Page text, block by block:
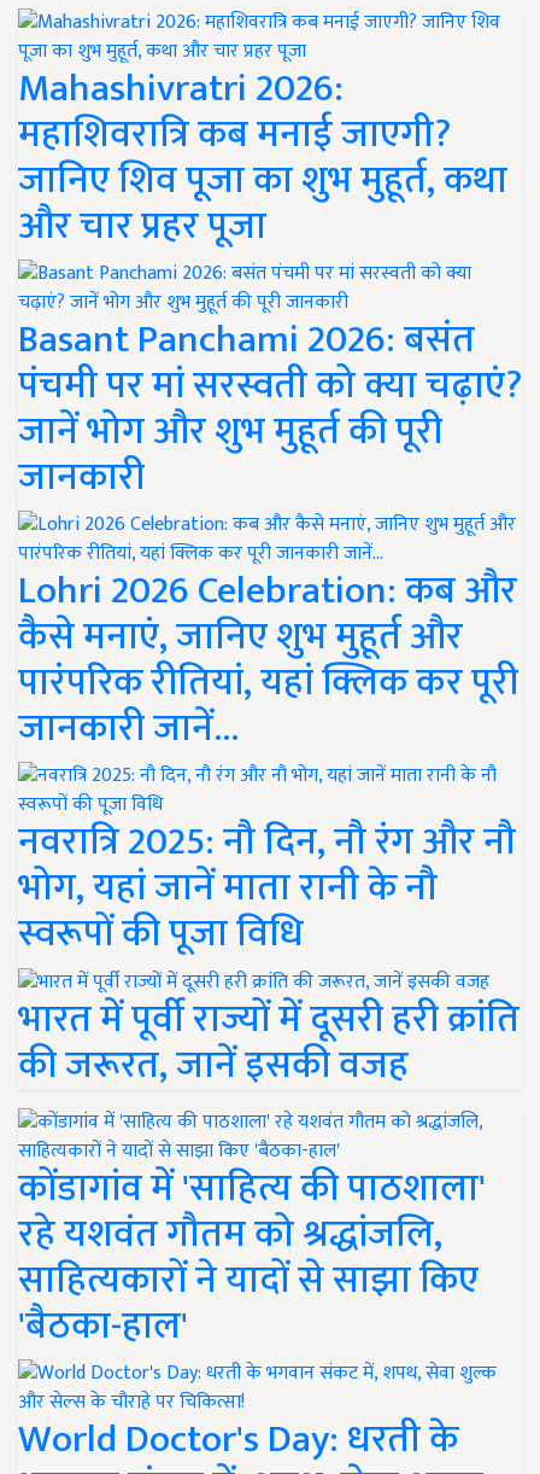
Mahashivratri 2026:
महाशिवरात्रि कब मनाई जाएगी?
जानिए शिव पूजा का शुभ मुहूर्त, कथा
और चार प्रहर पूजा
Basant Panchami 2026: बसंत
पंचमी पर मां सरस्वती को क्या चढ़ाएं?
जानें भोग और शुभ मुहूर्त की पूरी
जानकारी
Lohri 2026 Celebration: कब और
कैसे मनाएं, जानिए शुभ मुहूर्त और
पारंपरिक रीतियां, यहां क्लिक कर पूरी
जानकारी जानें...
नवरात्रि 2025: नौ दिन, नौ रंग और नौ
भोग, यहां जानें माता रानी के नौ
स्वरूपों की पूजा विधि
भारत में पूर्वी राज्यों में दूसरी हरी क्रांति
की जरूरत, जानें इसकी वजह
कोंडागांव में 'साहित्य की पाठशाला'
रहे यशवंत गौतम को श्रद्धांजलि,
साहित्यकारों ने यादों से साझा किए
'बैठका-हाल'
World Doctor's Day: धरती के